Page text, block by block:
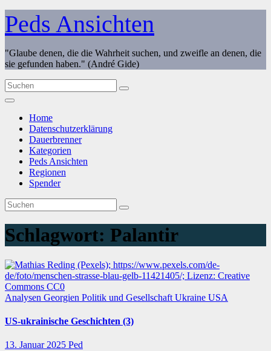
Zum
Inhalt
springen
Peds Ansichten
"Glaube denen, die die Wahrheit suchen, und zweifle an denen, die
sie gefunden haben." (André Gide)
Home
Datenschutzerklärung
Dauerbrenner
Kategorien
Peds Ansichten
Regionen
Spender
Schlagwort: Palantir
Analysen Georgien Politik und Gesellschaft Ukraine USA
US-ukrainische Geschichten (3)
13. Januar 2025 Ped